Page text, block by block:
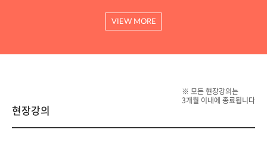
VIEW MORE
※ 모든 현장강의는
3개월 이내에 종료됩니다
현장강의